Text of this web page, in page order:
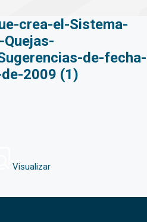
crea-el-Sistema-
de-fecha-
2009 (1)
Visualizar